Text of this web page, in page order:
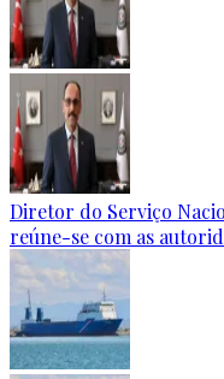
Diretor do Serviço
reúne-se com as